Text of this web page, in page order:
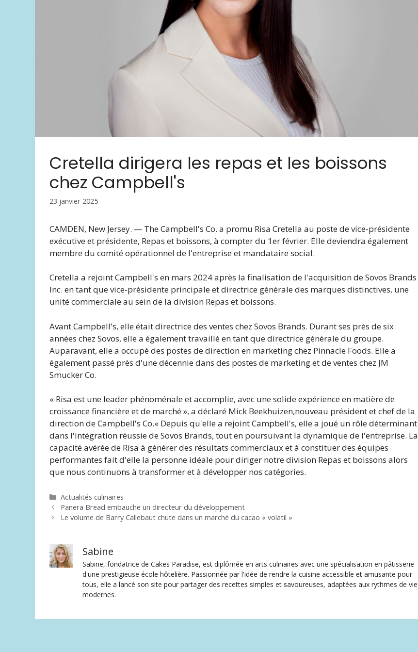
Cretella dirigera les repas et les boissons
chez Campbell's
23 janvier 2025
CAMDEN, New Jersey. — The Campbell's Co. a promu Risa Cretella au poste de vice-présidente
exécutive et présidente, Repas et boissons, à compter du 1er février. Elle deviendra également
membre du comité opérationnel de l'entreprise et mandataire social.
Cretella a rejoint Campbell's en mars 2024 après la finalisation de l'acquisition de Sovos Brands
Inc. en tant que vice-présidente principale et directrice générale des marques distinctives, une
unité commerciale au sein de la division Repas et boissons.
Avant Campbell's, elle était directrice des ventes chez Sovos Brands. Durant ses près de six
années chez Sovos, elle a également travaillé en tant que directrice générale du groupe.
Auparavant, elle a occupé des postes de direction en marketing chez Pinnacle Foods. Elle a
également passé près d'une décennie dans des postes de marketing et de ventes chez JM
Smucker Co.
« Risa est une leader phénoménale et accomplie, avec une solide expérience en matière de
croissance financière et de marché », a déclaré Mick Beekhuizen,nouveau président et chef de la
direction de Campbell's Co.« Depuis qu'elle a rejoint Campbell's, elle a joué un rôle déterminant
dans l'intégration réussie de Sovos Brands, tout en poursuivant la dynamique de l'entreprise. La
capacité avérée de Risa à générer des résultats commerciaux et à constituer des équipes
performantes fait d'elle la personne idéale pour diriger notre division Repas et boissons alors
que nous continuons à transformer et à développer nos catégories.
Catégories
Actualités culinaires
Panera Bread embauche un directeur du développement
Le volume de Barry Callebaut chute dans un marché du cacao « volatil »
Sabine
Sabine, fondatrice de Cakes Paradise, est diplômée en arts culinaires avec une spécialisation en pâtisserie
d'une prestigieuse école hôtelière. Passionnée par l'idée de rendre la cuisine accessible et amusante pour
tous, elle a lancé son site pour partager des recettes simples et savoureuses, adaptées aux rythmes de vie
modernes.